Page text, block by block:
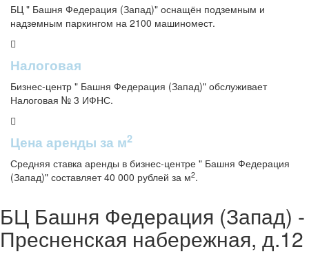
БЦ " Башня Федерация (Запад)" оснащён подземным и
надземным паркингом на 2100 машиномест.
Налоговая
Бизнес-центр " Башня Федерация (Запад)" обслуживает
Налоговая № 3 ИФНС.
Цена аренды за м2
Средняя ставка аренды в бизнес-центре " Башня Федерация
(Запад)" составляет 40 000 рублей за м2.
БЦ Башня Федерация (Запад) -
Пресненская набережная, д.12